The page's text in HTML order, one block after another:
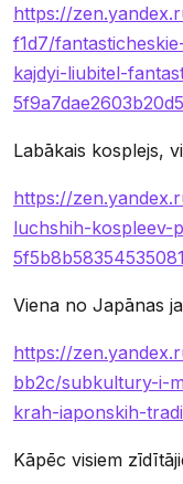
https://
f1d7/
kajdyi-liubitel-
Labākais kosplejs,
https://
luchshih-kospleev-
Viena no Japānas
https://
bb2c/subkultury-i-
krah-iaponskih-
Kāpēc visiem